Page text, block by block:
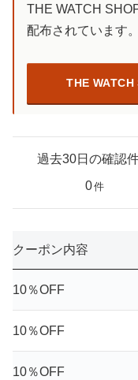
THE WATCH
配布されています。
THE WATCH
過去30日の確認
0件
クーポン内容
10％OFF
10％OFF
10％OFF